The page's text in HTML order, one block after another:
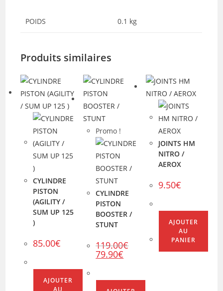
POIDS 0.1 kg
Produits similaires
CYLINDRE
PISTON
(AGILITY /
SUM UP 125
)
85.00€
AJOUTER
Promo !
CYLINDRE
PISTON
BOOSTER /
STUNT
119.00€
Le
prix
119.00€.
79.90€prix
79.90€.
JOINTS HM
NITRO /
AEROX
9.50€
AJOUTER
AU
PANIER